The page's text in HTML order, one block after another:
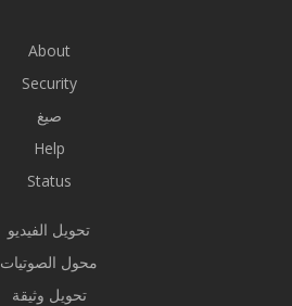
About
Security
صيغ
Help
Status
تحويل الفيديو
محول الصوتيات
تحويل وثيقة